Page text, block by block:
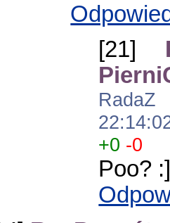
[21]
RadaZ
+0 -0
Poo?